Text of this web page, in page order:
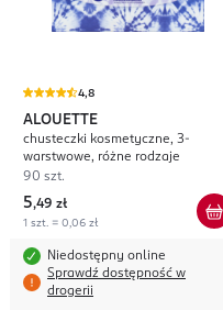
4,8
ALOUETTE
chusteczki kosmetyczne, 3-
warstwowe, różne rodzaje
90 szt.
5,49 zł
1 szt. = 0,06 zł
Niedostępny online
Sprawdź dostępność w
drogerii